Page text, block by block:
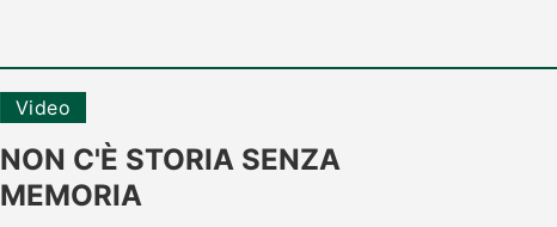
Video
NON C'È STORIA SENZA
MEMORIA